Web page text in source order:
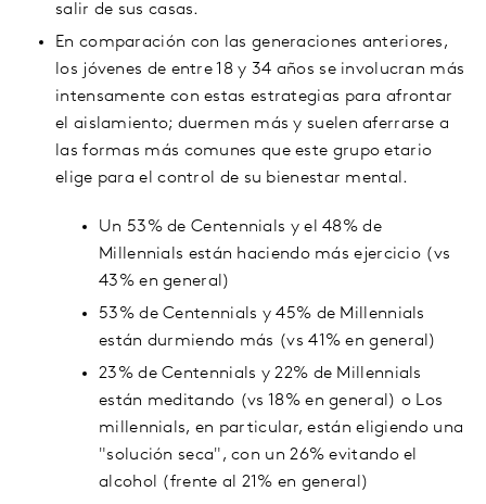
salir de sus casas.
En comparación con las generaciones anteriores,
los jóvenes de entre 18 y 34 años se involucran más
intensamente con estas estrategias para afrontar
el aislamiento; duermen más y suelen aferrarse a
las formas más comunes que este grupo etario
elige para el control de su bienestar mental.
Un 53% de Centennials y el 48% de
Millennials están haciendo más ejercicio (vs
43% en general)
53% de Centennials y 45% de Millennials
están durmiendo más (vs 41% en general)
23% de Centennials y 22% de Millennials
están meditando (vs 18% en general) o Los
millennials, en particular, están eligiendo una
"solución seca", con un 26% evitando el
alcohol (frente al 21% en general)